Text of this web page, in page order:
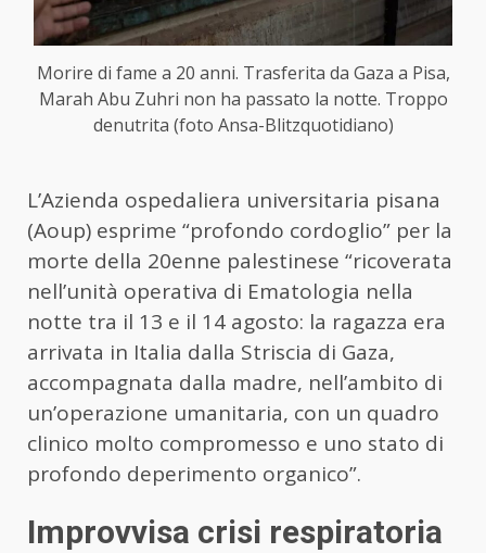
Morire di fame a 20 anni. Trasferita da Gaza a Pisa,
Marah Abu Zuhri non ha passato la notte. Troppo
denutrita (foto Ansa-Blitzquotidiano)
L’Azienda ospedaliera universitaria pisana
(Aoup) esprime “profondo cordoglio” per la
morte della 20enne palestinese “ricoverata
nell’unità operativa di Ematologia nella
notte tra il 13 e il 14 agosto: la ragazza era
arrivata in Italia dalla Striscia di Gaza,
accompagnata dalla madre, nell’ambito di
un’operazione umanitaria, con un quadro
clinico molto compromesso e uno stato di
profondo deperimento organico”.
Improvvisa crisi respiratoria